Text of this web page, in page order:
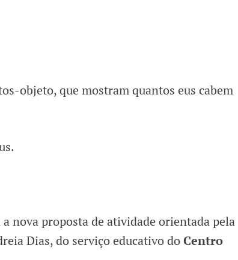
objeto, que mostram quantos eus cabem
nova proposta de atividade orientada pela
Dias, do serviço educativo doCentro